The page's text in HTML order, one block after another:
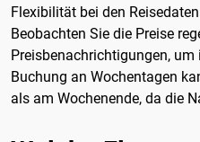
Flexibilität bei den
Beobachten Sie die Preise
Preisbenachrichtigungen,
Buchung an Wochentagen
als am Wochenende, da die